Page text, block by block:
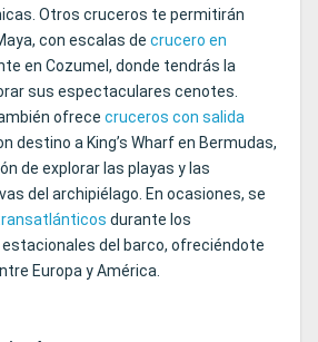
Otros cruceros te permitirán
con escalas de crucero en
en Cozumel, donde tendrás la
sus espectaculares cenotes.
ofrece cruceros con salida
destino a King’s Wharf en Bermudas,
de explorar las playas y las
del archipiélago. En ocasiones, se
durante los
del barco, ofreciéndote
Europa y América.